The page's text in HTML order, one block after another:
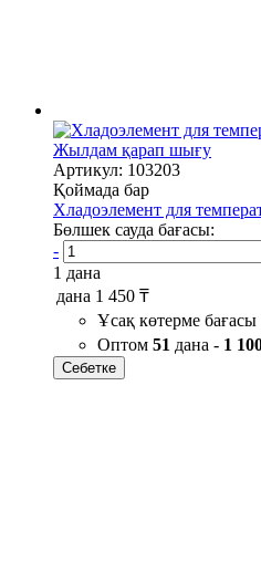
Жылдам қарап шығу
Артикул: 103203
Қоймада бар
Хладоэлемент для
Бөлшек сауда бағасы:
-
1 дана
дана 1 450 ₸
Ұсақ көтерме бағасы
Оптом 51 дана - 1
Себетке